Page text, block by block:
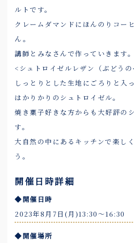
ルトです。
クレームダマンドにほんのりコー
ん。
講師とみなさんで作っていきます。
<シュトロイゼルレザン（ぶどう
しっとりとした生地にごろりと入
はかりかりのシュトロイゼル。
焼き菓子好きな方からも大好評の
す。
大自然の中にあるキッチンで楽し
う。
開催日時詳細
◆開催日時
2023年8月7日(月)13:30〜16:30
◆開催場所